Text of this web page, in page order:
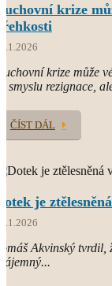
krize
krize může
smyslu rezignace,
ČÍST DÁL
je
Akvinský tvrdil,